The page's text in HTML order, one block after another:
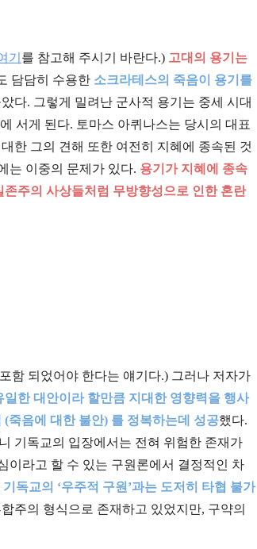
기 를 참고해 주시기 바란다.) 고대의 용기는
담담히 수용한 소크라테스의 죽음이 용기를
다. 그렇게 밀려난 군사적 용기는 중세 시대
서게 된다. 토마스 아퀴나스는 당시의 대표
한 그의 견해 또한 여전히 지혜에 종속된 것
는 이중의 문제가 있다. 용기가 지혜에 종속
주의 사상들처럼 무방향성으로 인한 혼란
함 되었어야 한다는 얘기다.) 그러나 저자가
일한 대안이라 할만큼 지대한 영향력을 행사
(죽음에 대한 불안) 를 정복하는데 성공했다.
기독교의 입장에서는 전혀 위험한 존재가
이라고 할 수 있는 구원론에서 결정적인 차
기독교의 ‘우주적 구원’과는 도저히 타협 불가
주의 형식으로 존재하고 있었지만, 구약의